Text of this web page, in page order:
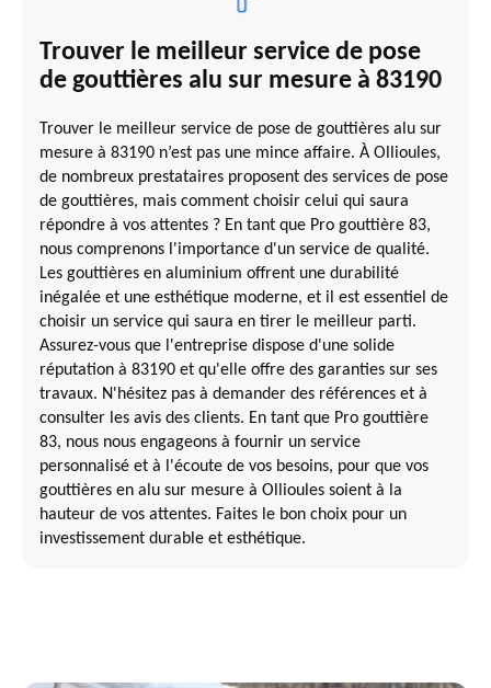
Trouver le meilleur service de pose
de gouttières alu sur mesure à 83190
Trouver le meilleur service de pose de gouttières alu sur
mesure à 83190 n’est pas une mince affaire. À Ollioules,
de nombreux prestataires proposent des services de pose
de gouttières, mais comment choisir celui qui saura
répondre à vos attentes ? En tant que Pro gouttière 83,
nous comprenons l'importance d'un service de qualité.
Les gouttières en aluminium offrent une durabilité
inégalée et une esthétique moderne, et il est essentiel de
choisir un service qui saura en tirer le meilleur parti.
Assurez-vous que l'entreprise dispose d'une solide
réputation à 83190 et qu'elle offre des garanties sur ses
travaux. N'hésitez pas à demander des références et à
consulter les avis des clients. En tant que Pro gouttière
83, nous nous engageons à fournir un service
personnalisé et à l'écoute de vos besoins, pour que vos
gouttières en alu sur mesure à Ollioules soient à la
hauteur de vos attentes. Faites le bon choix pour un
investissement durable et esthétique.